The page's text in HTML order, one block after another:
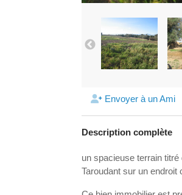
Envoyer à un Ami
Description complète
un spacieuse terrain
Taroudant sur un